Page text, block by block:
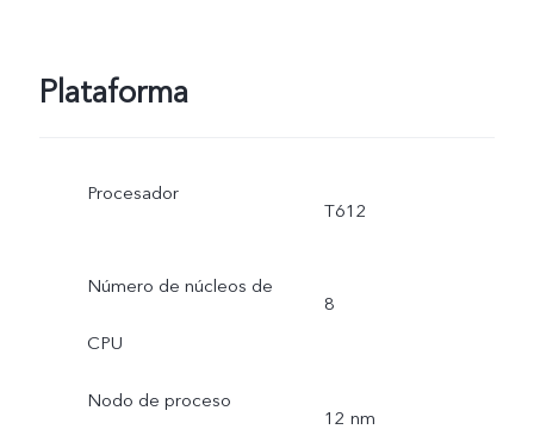
Plataforma
Procesador
T612
Número de núcleos de
CPU
8
Nodo de proceso
12 nm